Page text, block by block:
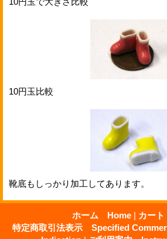
10円玉比較
靴底もしっかり加工してあります。
ホーム Home | カー
特定商取引法表示 Specified